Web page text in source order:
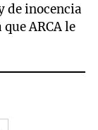
de inocencia
ARCA le